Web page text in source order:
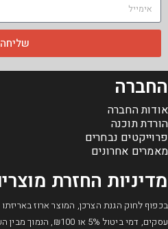
שליחה
החברה
אודות החברה
הורדת תוכנה
פרוייקטים נבחרים
מאמרים אחרונים
מדיניות החזרת
עסקים, דמי ביטול 5%